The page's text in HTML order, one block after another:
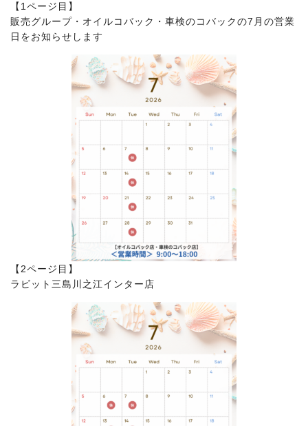
【1ページ目】
販売グループ・オイルコバック・車検のコバックの7月の営業
日をお知らせします
【2ページ目】
ラビット三島川之江インター店